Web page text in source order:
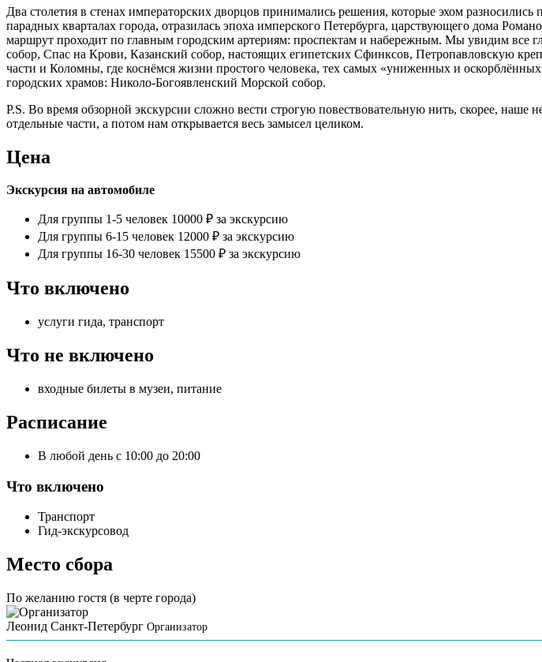
Два столетия в стенах императорских дворцов принимались решения, которые эхом
парадных кварталах города, отразилась эпоха имперского Петербурга, царствующего дома
маршрут проходит по главным городским артериям: проспектам и набережным. Мы увидим все
собор, Спас на Крови, Казанский собор, настоящих египетских Сфинксов, Петропавловскую
части и Коломны, где коснёмся жизни простого человека, тех самых «униженных и
городских храмов: Николо-Богоявленский Морской собор.
P.S. Во время обзорной экскурсии сложно вести строгую повествовательную нить, скорее,
отдельные части, а потом нам открывается весь замысел целиком.
Цена
Экскурсия на автомобиле
Для группы 1-5 человек 10000 ₽ за экскурсию
Для группы 6-15 человек 12000 ₽ за экскурсию
Для группы 16-30 человек 15500 ₽ за экскурсию
Что включено
услуги гида, транспорт
Что не включено
входные билеты в музеи, питание
Расписание
В любой день с 10:00 до 20:00
Что включено
Транспорт
Гид-экскурсовод
Место сбора
По желанию гостя (в черте города)
Леонид Санкт-Петербург Организатор